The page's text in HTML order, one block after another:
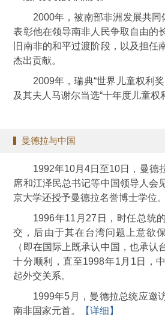
2000年，被南部非洲发展共同
表彰他在领导南非人民争取自由的
旧南非的和平过渡阶段，以及担任
杰出贡献。
2009年，瑞典“世界儿童权利奖
及其夫人马谢尔当选“十年度儿童权
曼德拉与中国
1992年10月4日至10日，曼德
席和江泽民总书记等中国领导人会
京大学还授予曼德拉名誉博士学位。
1996年11月27日，时任总统的
交，后由于其在台湾问题上意欲
（即在国际上既承认中国，也承认
十分顺利，直至1998年1月1日，
起外交关系。
1999年5月，曼德拉总统应邀
南非国家元首。
【详细】